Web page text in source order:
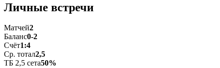
Личные встречи
Матчей2
Баланс0-2
Счёт1:4
Ср. тотал2,5
ТБ 2,5 сета50%